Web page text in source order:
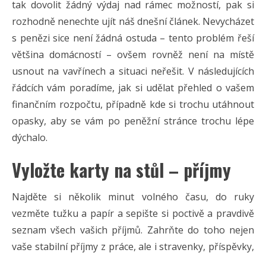
tak dovolit žádný výdaj nad rámec možností, pak si
rozhodně nenechte ujít náš dnešní článek. Nevycházet
s penězi sice není žádná ostuda – tento problém řeší
většina domácností – ovšem rovněž není na místě
usnout na vavřínech a situaci neřešit. V následujících
řádcích vám poradíme, jak si udělat přehled o vašem
finančním rozpočtu, případně kde si trochu utáhnout
opasky, aby se vám po peněžní stránce trochu lépe
dýchalo.
Vyložte karty na stůl – příjmy
Najděte si několik minut volného času, do ruky
vezměte tužku a papír a sepište si poctivě a pravdivě
seznam všech vašich příjmů. Zahrňte do toho nejen
vaše stabilní příjmy z práce, ale i stravenky, příspěvky,